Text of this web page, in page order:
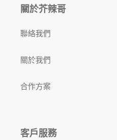
關於芥辣哥
聯絡我們
關於我們
合作方案
客戶服務